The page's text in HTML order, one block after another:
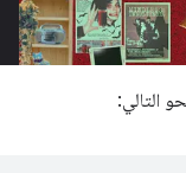
التالي: